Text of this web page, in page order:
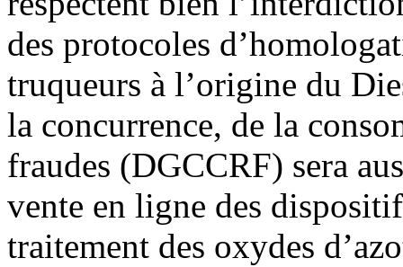
des protocoles
truqueurs à l’origine du
la concurrence, de la
fraudes (DGCCRF) sera
vente en ligne des
traitement des oxydes